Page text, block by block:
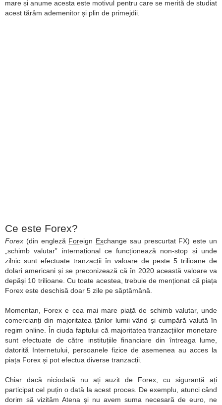
mare și anume acesta este motivul pentru care se merită de studiat
acest tărâm ademenitor și plin de primejdii.
Ce este Forex?
Forex (din engleză Foreign Exchange sau prescurtat FX) este un
„schimb valutar” internațional ce funcționează non-stop și unde
zilnic sunt efectuate tranzacții în valoare de peste 5 trilioane de
dolari americani și se preconizează că în 2020 această valoare va
depăși 10 trilioane. Cu toate acestea, trebuie de menționat că piața
Forex este deschisă doar 5 zile pe săptămână.
Momentan, Forex e cea mai mare piață de schimb valutar, unde
comercianți din majoritatea țărilor lumii vând și cumpără valută în
regim online. În ciuda faptului că majoritatea tranzacțiilor monetare
sunt efectuate de către instituțiile financiare din întreaga lume,
datorită Internetului, persoanele fizice de asemenea au acces la
piața Forex și pot efectua diverse tranzacții.
Chiar dacă niciodată nu ați auzit de Forex, cu siguranță ați
participat cel puțin o dată la acest proces. De exemplu, atunci când
dorim să vizităm Atena și nu avem suma necesară de euro, ne